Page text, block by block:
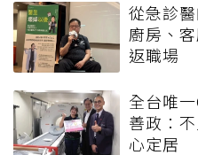
從急診
廚房、
返職場
全台唯
善政：
心定居